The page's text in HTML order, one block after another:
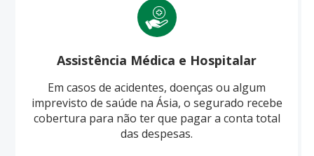
Assistência Médica e Hospitalar
Em casos de acidentes, doenças ou algum
imprevisto de saúde na Ásia, o segurado recebe
cobertura para não ter que pagar a conta total
das despesas.